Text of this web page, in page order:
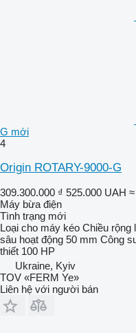
G mới
4
Origin ROTARY-9000-G
309.300.000 ₫ 525.000 UAH
Máy bừa điện
Tình trạng mới
Loại cho máy kéo Chiều rộng
sâu hoạt động 50 mm Công
thiết 100 HP
Ukraine, Kyiv
TOV «FERM Ye»
Liên hệ với người bán